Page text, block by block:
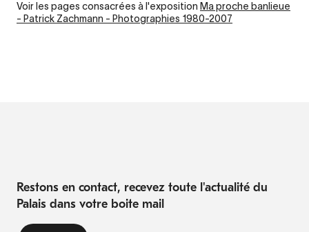
Voir les pages consacrées à l'exposition Ma proche banlieue
- Patrick Zachmann - Photographies 1980-2007
Restons en contact, recevez toute l'actualité du
Palais dans votre boite mail